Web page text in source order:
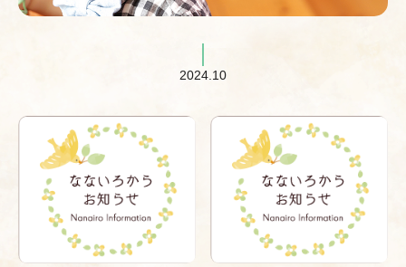
2024.10